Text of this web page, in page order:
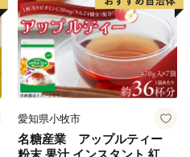
愛知県小牧市
名糖産業 アップルティー